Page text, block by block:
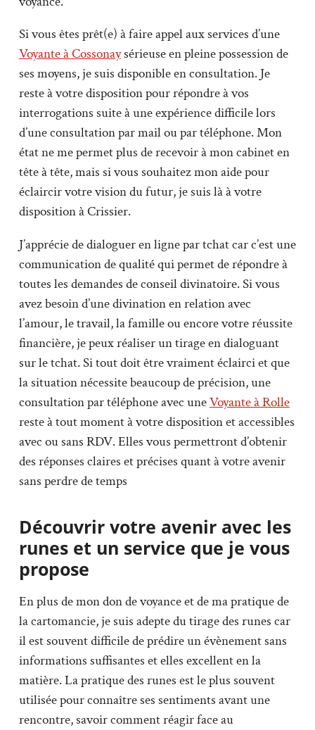
Si vous êtes prêt(e) à faire appel aux services d’une
Voyante à Cossonaysérieuse en pleine possession de
ses moyens, je suis disponible en consultation. Je
reste à votre disposition pour répondre à vos
interrogations suite à une expérience difficile lors
d’une consultation par mail ou par téléphone. Mon
état ne me permet plus de recevoir à mon cabinet en
tête à tête, mais si vous souhaitez mon aide pour
éclaircir votre vision du futur, je suis là à votre
disposition à Crissier.
J’apprécie de dialoguer en ligne par tchat car c’est une
communication de qualité qui permet de répondre à
toutes les demandes de conseil divinatoire. Si vous
avez besoin d’une divination en relation avec
l’amour, le travail, la famille ou encore votre réussite
financière, je peux réaliser un tirage en dialoguant
sur le tchat. Si tout doit être vraiment éclairci et que
la situation nécessite beaucoup de précision, une
consultation par téléphone avec uneVoyante à Rolle
reste à tout moment à votre disposition et accessibles
avec ou sans RDV. Elles vous permettront d’obtenir
des réponses claires et précises quant à votre avenir
sans perdre de temps
Découvrir votre avenir avec les
runes et un service que je vous
propose
En plus de mon don de voyance et de ma pratique de
la cartomancie, je suis adepte du tirage des runes car
il est souvent difficile de prédire un évènement sans
informations suffisantes et elles excellent en la
matière. La pratique des runes est le plus souvent
utilisée pour connaître ses sentiments avant une
rencontre, savoir comment réagir face au